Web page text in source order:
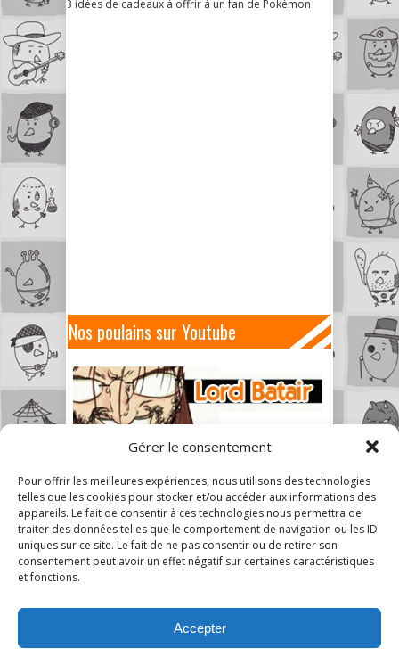
Gérer le consentement
Pour offrir les meilleures expériences, nous utilisons des technologies
telles que les cookies pour stocker et/ou accéder aux informations des
appareils. Le fait de consentir à ces technologies nous permettra de
traiter des données telles que le comportement de navigation ou les ID
uniques sur ce site. Le fait de ne pas consentir ou de retirer son
consentement peut avoir un effet négatif sur certaines caractéristiques
et fonctions.
Accepter
3 idées de cadeaux à offrir à un fan de Pokémon
Nos poulains sur Youtube